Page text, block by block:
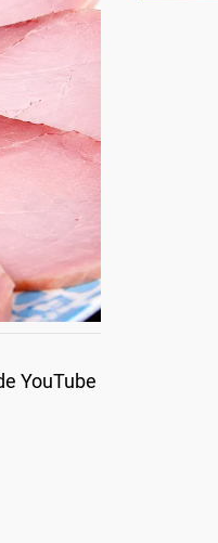
YouTube